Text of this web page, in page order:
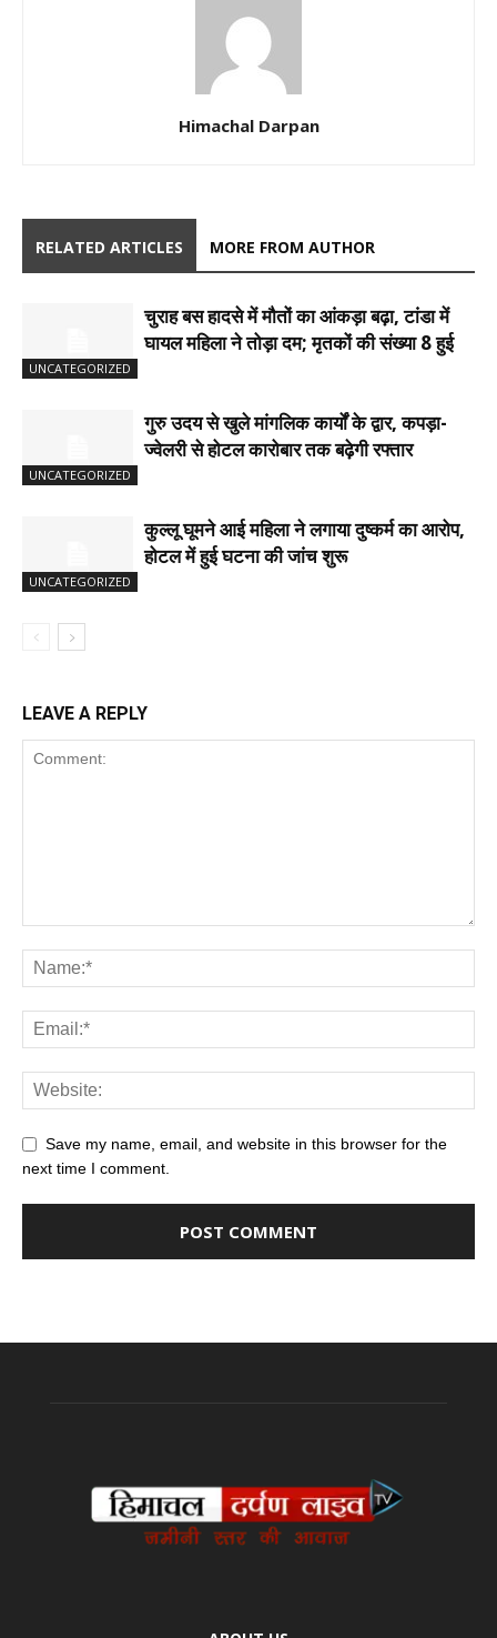
Himachal Darpan
RELATED ARTICLES MORE FROM AUTHOR
UNCATEGORIZED
चुराह बस हादसे में मौतों का आंकड़ा बढ़ा, टांडा में
घायल महिला ने तोड़ा दम; मृतकों की संख्या 8 हुई
UNCATEGORIZED
गुरु उदय से खुले मांगलिक कार्यों के द्वार, कपड़ा-
ज्वेलरी से होटल कारोबार तक बढ़ेगी रफ्तार
UNCATEGORIZED
कुल्लू घूमने आई महिला ने लगाया दुष्कर्म का आरोप,
होटल में हुई घटना की जांच शुरू
LEAVE A REPLY
Save my name, email, and website in this browser for the
next time I comment.